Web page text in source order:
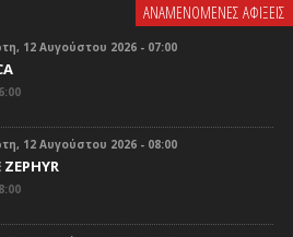
ΑΝΑΜΕΝΟΜΕΝΕΣ ΑΦΙΞΕΙΣ
12 Αυγούστου 2026 - 07:00
12 Αυγούστου 2026 - 08:00
ZEPHYR